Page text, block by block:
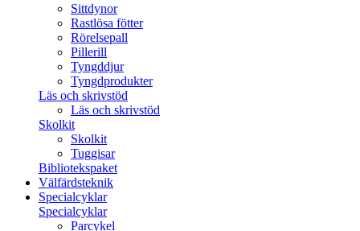
Sittdynor
Rastlösa fötter
Rörelsepall
Pillerill
Tyngddjur
Tyngdprodukter
Läs och skrivstöd
Läs och skrivstöd
Skolkit
Skolkit
Tuggisar
Bibliotekspaket
Välfärdsteknik
Specialcyklar
Specialcyklar
Parcykel